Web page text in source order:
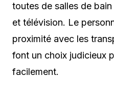
toutes de salles de
et télévision. Le
proximité avec les
font un choix judicieux
facilement.